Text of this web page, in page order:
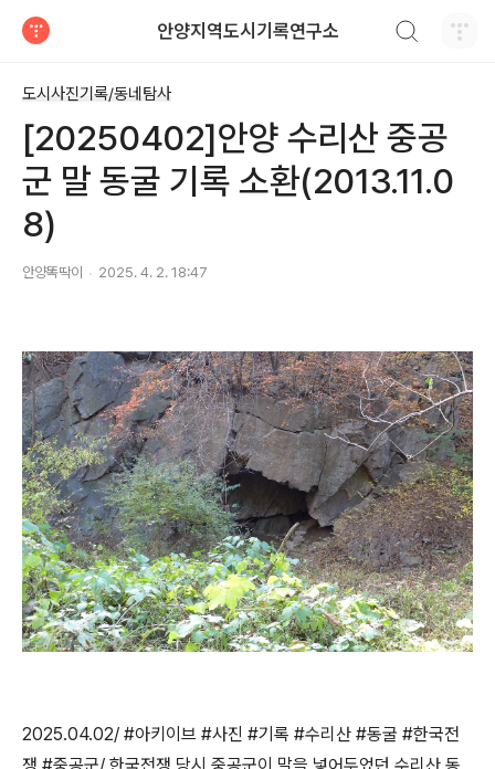
안양지역도시기록연구소
도시사진기록/동네탐사
[20250402]안양 수리산 중공
군 말 동굴 기록 소환(2013.11.0
8)
안양똑딱이 2025. 4. 2. 18:47
2025.04.02/ #아키이브 #사진 #기록 #수리산 #동굴 #한국전